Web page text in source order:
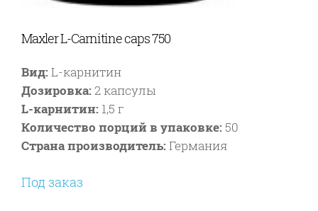
Maxler L-Carnitine caps 750
Вид:L-карнитин
Дозировка:2 капсулы
L-карнитин: 1,5 г
Количество порций в упаковке: 50
Страна производитель:Германия
Под заказ